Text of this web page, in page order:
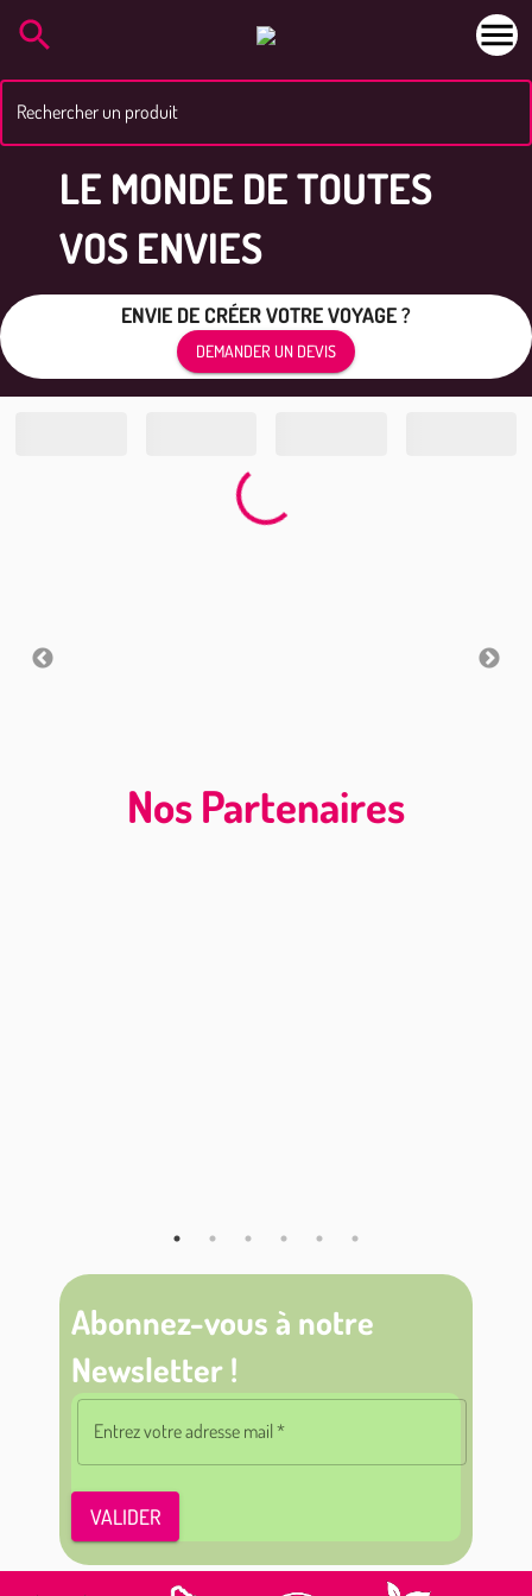
Rechercher un produit
LE MONDE DE TOUTES
VOS ENVIES
ENVIE DE CRÉER VOTRE VOYAGE ?
DEMANDER UN DEVIS
Nos Partenaires
Abonnez-vous à notre
Newsletter !
Entrez votre adresse mail*
VALIDER